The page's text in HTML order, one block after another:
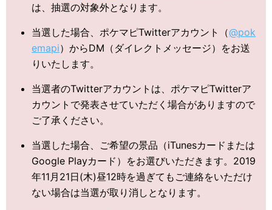
は、抽選の対象外となります。
当選した場合、ポケマピTwitterアカウント（@pok
emapi）からDM（ダイレクトメッセージ）をお送
りいたします。
当選者のTwitterアカウントは、ポケマピTwitterア
カウントで発表させていただく場合がありますので
ご了承ください。
当選した場合、ご希望の景品（iTunesカードまたは
Google Playカード）をお選びいただきます。2019
年11月21日(木)昼12時を過ぎてもご連絡をいただけ
ない場合は当選が取り消しとなります。